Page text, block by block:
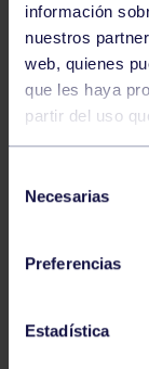
información
nuestros
web, quienes
que les haya
partir del uso
Necesarias
Preferencias
Estadística
Voleibol